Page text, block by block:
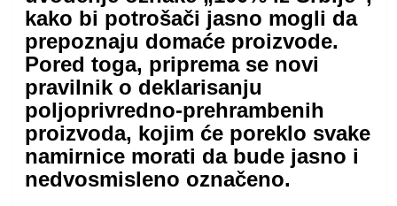
kako bi potrošači jasno mogli da
prepoznaju domaće proizvode.
Pored toga, priprema se novi
pravilnik o deklarisanju
poljoprivredno-prehrambenih
proizvoda, kojim će poreklo svake
namirnice morati da bude jasno i
nedvosmisleno označeno.